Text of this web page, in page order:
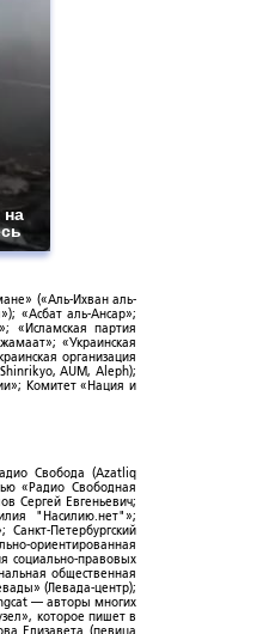
на
(«Аль-Ихван аль-
«Асбат аль-Ансар»;
«Исламская партия
«Украинская
организация
AUM, Aleph);
Комитет «Нация и
Свобода (Azatliq
«Радио Свободная
Сергей Евгеньевич;
"Насилию.нет"»;
Петербургский
ориентированная
социально-правовых
общественная
(Левада-центр);
— авторы многих
которое пишет в
Елизавета (певица